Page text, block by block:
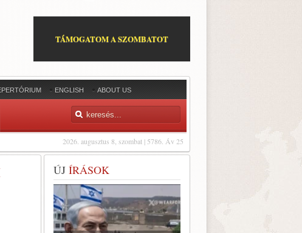
TÁMOGATOM A SZOMBATOT
ENGLISH ABOUT US
2026. augusztus 8, szombat | 5786. Áv 25
ÚJ ÍRÁSOK